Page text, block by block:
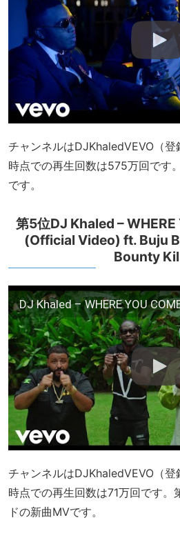
チャンネルはDJKhaledVEVO（
時点での再生回数は575万回です
です。
第5位DJ Khaled – WHERE
(Official Video) ft. Buju
Bounty
チャンネルはDJKhaledVEVO（
時点での再生回数は71万回です。
ドの新曲MVです。